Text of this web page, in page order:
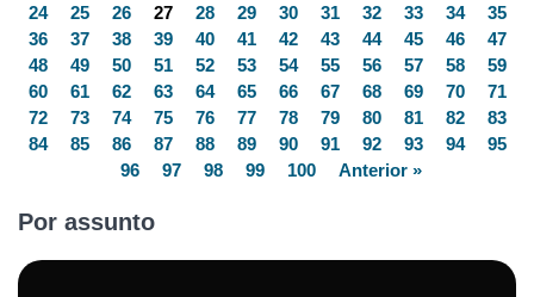
24
25 26 27 28 29 30 31 32 33 34
35
36
37 38 39 40 41 42 43 44 45 46
47
48
49 50 51 52 53 54 55 56 57 58
59
60
61 62 63 64 65 66 67 68 69 70
71
72
73 74 75 76 77 78 79 80 81 82
83
84
85 86 87 88 89 90 91 92 93 94
95
96
97 98 99 100 Anterior »
Por assunto